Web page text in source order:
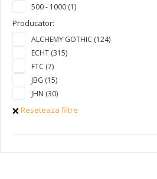
500 - 1000 (1)
Producator:
ALCHEMY GOTHIC (124)
ECHT (315)
FTC (7)
JBG (15)
JHN (30)
Reseteaza filtre